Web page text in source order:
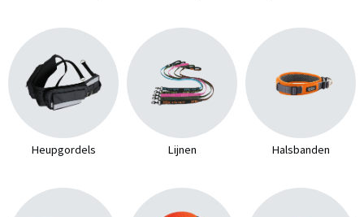
Heupgordels Lijnen Halsbanden